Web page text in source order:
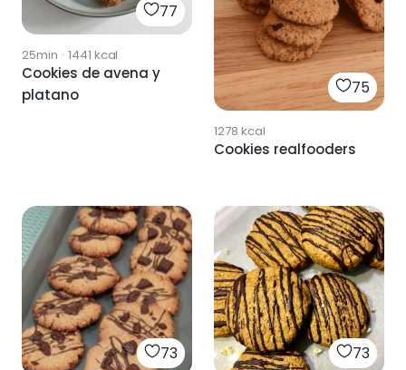
77
25min · 1441 kcal
Cookies de avena y
platano
75
1278 kcal
Cookies realfooders
73 73